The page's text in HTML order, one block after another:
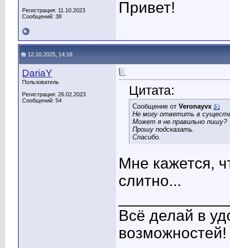
Регистрация: 11.10.2023
Сообщений: 38
Привет!
12.10.2025, 14:18
DariaY
Пользователь
Регистрация: 26.02.2023
Сообщений: 54
Цитата:
Сообщение от Veronayvx
Не могу ответить в
Может я не правильно пишу?
Прошу подсказать.
Спасибо.
Мне кажется,
слитно...
Всё делай в
возможностей!